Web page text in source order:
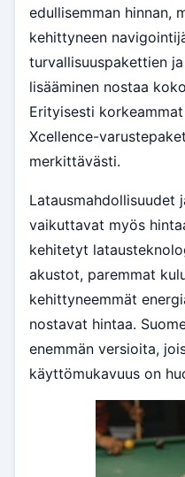
edullisemman hinnan,
kehittyneen
turvallisuuspakettien
lisääminen nostaa
Erityisesti
Xcellence-
merkittävästi.
Latausmahdollisuudet
vaikuttavat myös
kehitetyt
akustot, paremmat
kehittyneemmät
nostavat hintaa.
enemmän versioita,
käyttömukavuus on